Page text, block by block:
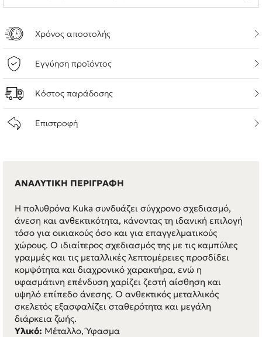
Χρόνος αποστολής
Εγγύηση προϊόντος
Κόστος παράδοσης
Επιστροφή
ΑΝΑΛΥΤΙΚΗ ΠΕΡΙΓΡΑΦΗ
Η πολυθρόνα Kuka συνδυάζει σύγχρονο σχεδιασμό,
άνεση και ανθεκτικότητα, κάνοντας τη ιδανική επιλογή
τόσο για οικιακούς όσο και για επαγγελματικούς
χώρους. Ο ιδιαίτερος σχεδιασμός της με τις καμπύλες
γραμμές και τις μεταλλικές λεπτομέρειες προσδίδει
κομψότητα και διαχρονικό χαρακτήρα, ενώ η
υφασμάτινη επένδυση χαρίζει ζεστή αίσθηση και
υψηλό επίπεδο άνεσης. Ο ανθεκτικός μεταλλικός
σκελετός εξασφαλίζει σταθερότητα και μεγάλη
διάρκεια ζωής.
Υλικό: Μέταλλο, Ύφασμα